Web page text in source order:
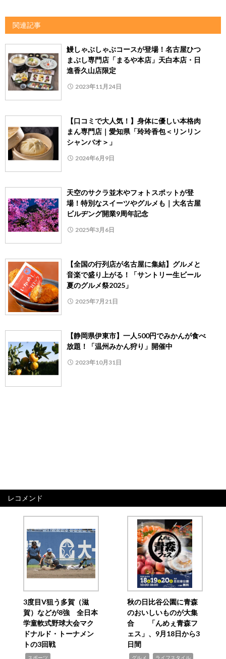
関連記事
鰻しゃぶしゃぶコースが登場！名古屋ひつ
まぶし専門店「まるや本店」天白本店・日
進香久山店限定
2023年11月24日
【口コミで大人気！】身体に優しい本格肉
まん専門店｜愛知県「玲玲香包＜リンリン
シャンバオ＞」
2024年6月9日
天空のサクラ並木やフォトスポットが登
場！特別なスイーツやグルメも｜大名古屋
ビルヂング開業9周年記念
2025年3月6日
【全国の行列店が名古屋に集結】グルメと
音楽で盛り上がる！「サントリー生ビール
夏のグルメ祭2025」
2025年7月21日
【静岡県伊東市】一人500円でみかんが食べ
放題！「温州みかん狩り」開催中
2023年10月31日
レコメンド
3度目V狙う多賀（滋
賀）などが8強 全日本
学童軟式野球大会マク
ドナルド・トーナメン
トの3回戦
スポーツ
秋の日比谷公園に青森
のおいしいものが大集
合 「んめぇ青森フ
ェス」、9月18日から3
日間
グルメ ライフスタイル